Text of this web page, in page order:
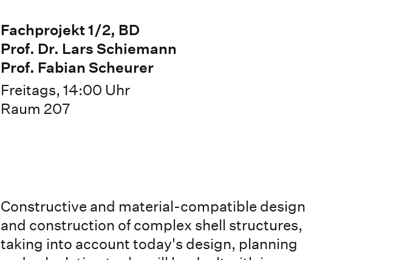
Fachprojekt 1/2, BD
Prof. Dr. Lars Schiemann
Prof. Fabian Scheurer
Freitags, 14:00 Uhr
Raum 207
Constructive and material-compatible design
and construction of complex shell structures,
taking into account today's design, planning